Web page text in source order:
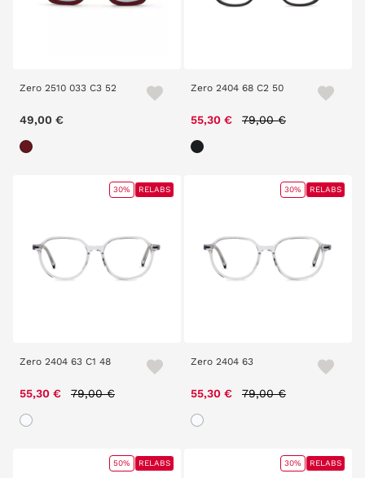
Zero 2510 033 C3 52
49,00 €
Zero 2404 68 C2 50
55,30 € Price reduced from
79,00 €
Zero 2404 63 C1 48
55,30 € Price reduced from
79,00 €
30% RELABS
Zero 2404 63
55,30 € Price reduced from
79,00 €
30% RELABS
50% RELABS 30% RELABS